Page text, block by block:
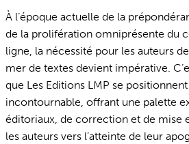
À l’époque actuelle de la
de la prolifération omniprésente du
ligne, la nécessité pour les auteurs
mer de textes devient impérative.
que Les Editions LMP se
incontournable, offrant une palette
éditoriaux, de correction et de mise
les auteurs vers l’atteinte de leur